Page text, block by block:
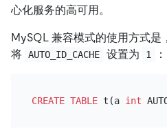
心化服务的高可用。
MySQL 兼容模式的使用方式是
将 AUTO_ID_CACHE 设置为 1 ：
CREATE TABLE t(a int